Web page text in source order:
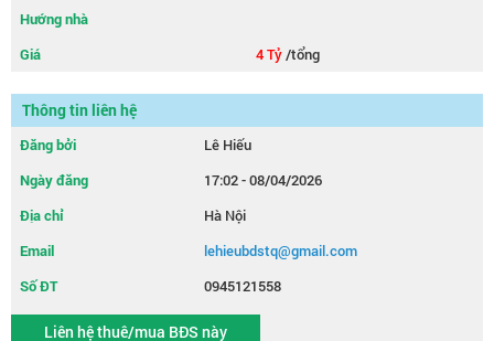
Hướng nhà
Giá
4 Tỷ/tổng
Thông tin liên hệ
Đăng bởi
Lê Hiếu
Ngày đăng
17:02 - 08/04/2026
Địa chỉ
Hà Nội
Email
lehieubdstq@gmail.com
Số ĐT
0945121558
Liên hệ thuê/mua BĐS này